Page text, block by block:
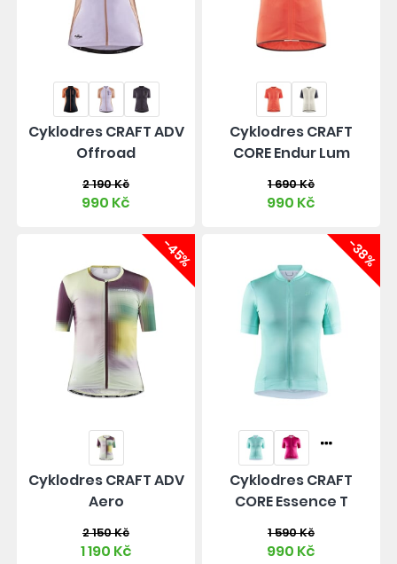
Cyklodres CRAFT ADV
Offroad
2 190 Kč
990 Kč
Cyklodres CRAFT
CORE Endur Lum
1 690 Kč
990 Kč
-45%
Cyklodres CRAFT ADV
Aero
2 150 Kč
1 190 Kč
-38%
Cyklodres CRAFT
CORE Essence T
1 590 Kč
990 Kč